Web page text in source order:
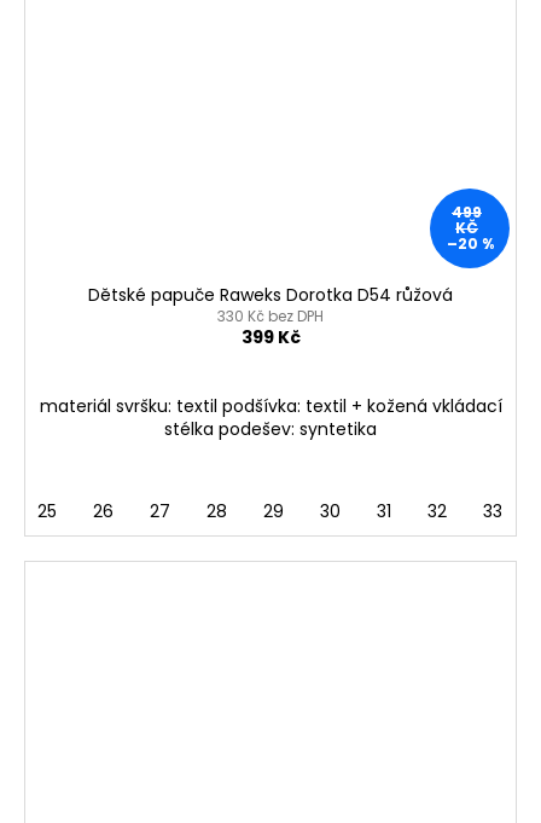
499
KČ
–20 %
Dětské papuče Raweks Dorotka D54 růžová
330 Kč bez DPH
399 Kč
materiál svršku: textil podšívka: textil + kožená vkládací
stélka podešev: syntetika
25 26 27 28 29 30 31 32 33